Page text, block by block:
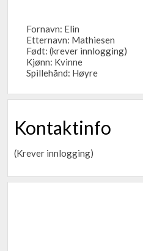
Fornavn: Elin
Etternavn: Mathiesen
Født: (krever innlogging)
Kjønn: Kvinne
Spillehånd: Høyre
Kontaktinfo
(Krever innlogging)